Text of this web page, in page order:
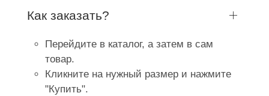
Как заказать?
Перейдите в каталог, а затем в сам
товар.
Кликните на нужный размер и нажмите
"Купить".